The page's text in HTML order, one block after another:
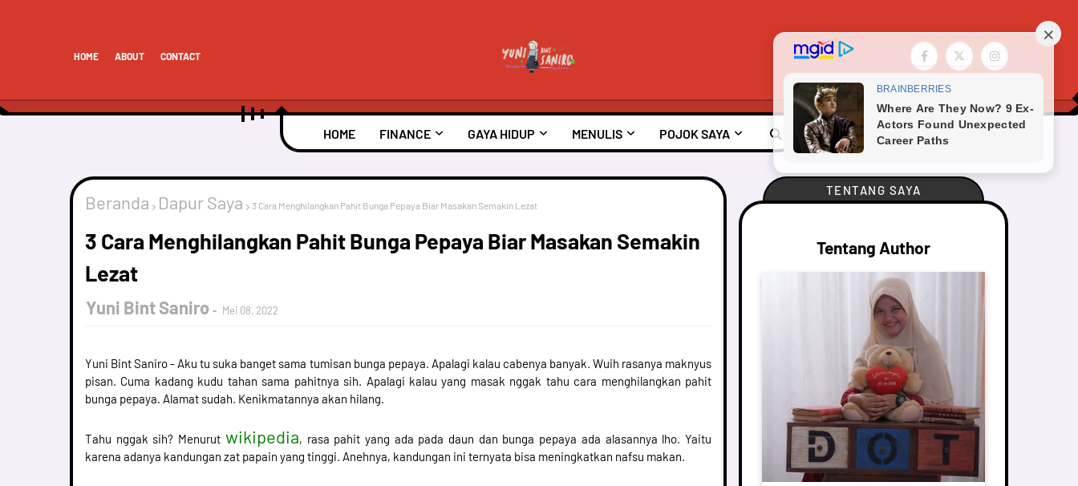
HOME ABOUT CONTACT
HOME FINANCE GAYA HIDUP MENULIS POJOK SAYA
Beranda Dapur Saya 3 Cara Menghilangkan Pahit Bunga Pepaya Biar Masakan Semakin Lezat
3 Cara Menghilangkan Pahit Bunga Pepaya Biar Masakan Semakin
Lezat
Yuni Bint Saniro Mei 08, 2022
Yuni Bint Saniro - Aku tu suka banget sama tumisan bunga pepaya. Apalagi kalau cabenya banyak. Wuih rasanya maknyus
pisan. Cuma kadang kudu tahan sama pahitnya sih. Apalagi kalau yang masak nggak tahu cara menghilangkan pahit
bunga pepaya. Alamat sudah. Kenikmatannya akan hilang.
Tahu nggak sih? Menurut wikipedia, rasa pahit yang ada pada daun dan bunga pepaya ada alasannya lho. Yaitu
karena adanya kandungan zat papain yang tinggi. Anehnya, kandungan ini ternyata bisa meningkatkan nafsu makan.
TENTANG SAYA
Tentang Author